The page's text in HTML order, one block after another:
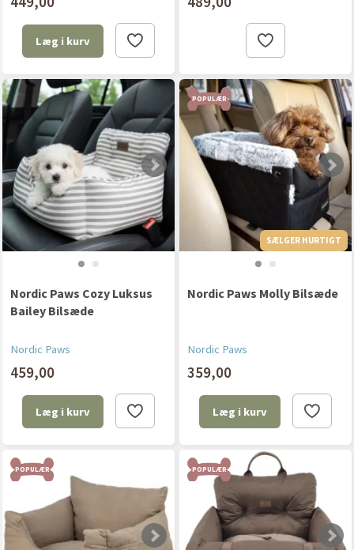
Læg i kurv
Nordic Paws Cozy Luksus
Bailey Bilsæde
Nordic Paws
459,00
Læg i kurv
POPULÆR
SÆLGER HURTIGT
Nordic Paws Molly Bilsæde
Nordic Paws
359,00
Læg i kurv
POPULÆR POPULÆR